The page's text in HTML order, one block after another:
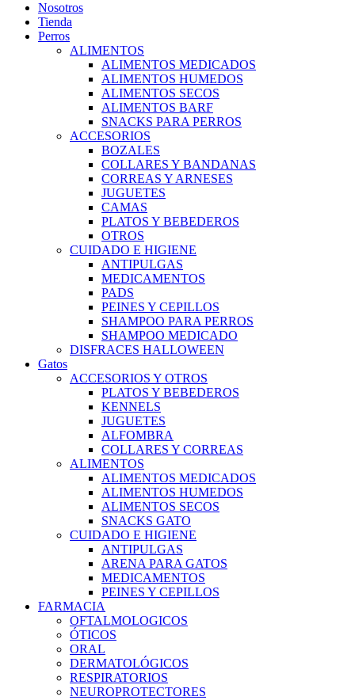
Nosotros
Tienda
Perros
ALIMENTOS
ALIMENTOS MEDICADOS
ALIMENTOS HUMEDOS
ALIMENTOS SECOS
ALIMENTOS BARF
SNACKS PARA PERROS
ACCESORIOS
BOZALES
COLLARES Y BANDANAS
CORREAS Y ARNESES
JUGUETES
CAMAS
PLATOS Y BEBEDEROS
OTROS
CUIDADO E HIGIENE
ANTIPULGAS
MEDICAMENTOS
PADS
PEINES Y CEPILLOS
SHAMPOO PARA PERROS
SHAMPOO MEDICADO
DISFRACES HALLOWEEN
Gatos
ACCESORIOS Y OTROS
PLATOS Y BEBEDEROS
KENNELS
JUGUETES
ALFOMBRA
COLLARES Y CORREAS
ALIMENTOS
ALIMENTOS MEDICADOS
ALIMENTOS HUMEDOS
ALIMENTOS SECOS
SNACKS GATO
CUIDADO E HIGIENE
ANTIPULGAS
ARENA PARA GATOS
MEDICAMENTOS
PEINES Y CEPILLOS
FARMACIA
OFTALMOLOGICOS
ÓTICOS
ORAL
DERMATOLÓGICOS
RESPIRATORIOS
NEUROPROTECTORES